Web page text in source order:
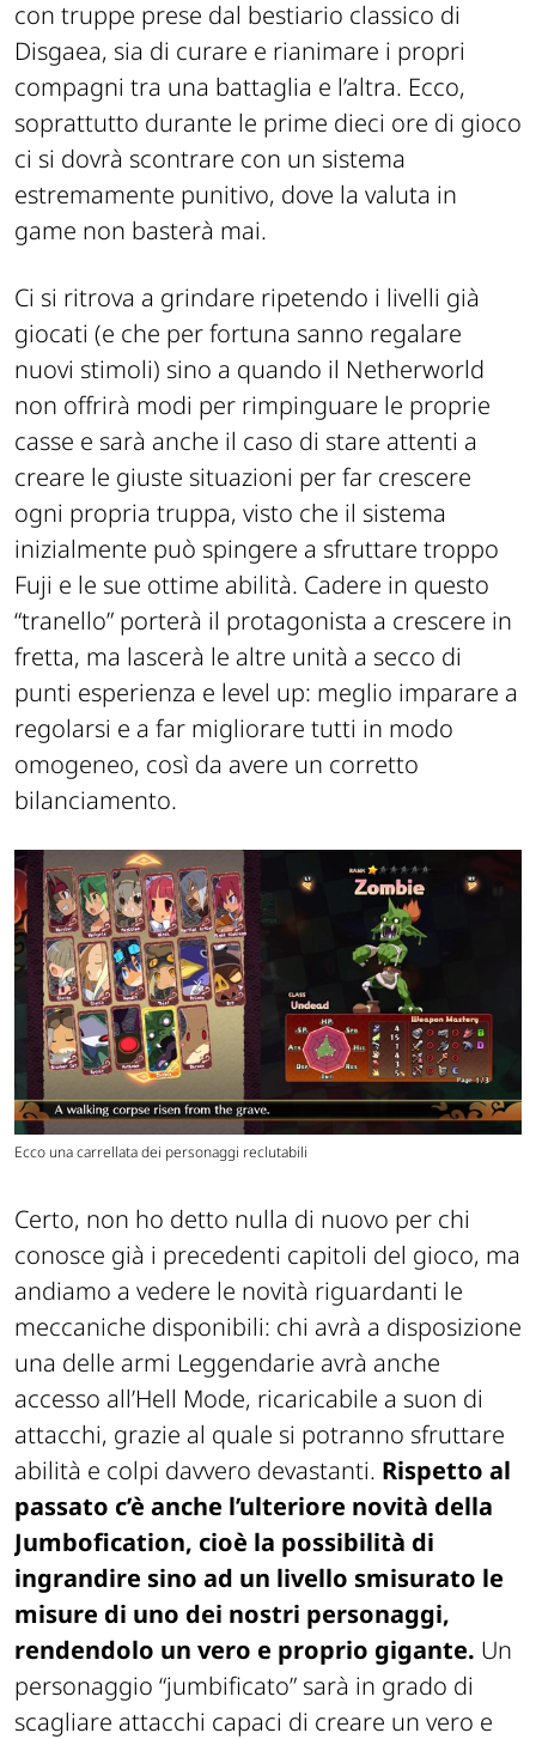
con truppe prese dal bestiario classico di
Disgaea, sia di curare e rianimare i propri
compagni tra una battaglia e l’altra. Ecco,
soprattutto durante le prime dieci ore di gioco
ci si dovrà scontrare con un sistema
estremamente punitivo, dove la valuta in
game non basterà mai.
Ci si ritrova a grindare ripetendo i livelli già
giocati (e che per fortuna sanno regalare
nuovi stimoli) sino a quando il Netherworld
non offrirà modi per rimpinguare le proprie
casse e sarà anche il caso di stare attenti a
creare le giuste situazioni per far crescere
ogni propria truppa, visto che il sistema
inizialmente può spingere a sfruttare troppo
Fuji e le sue ottime abilità. Cadere in questo
“tranello” porterà il protagonista a crescere in
fretta, ma lascerà le altre unità a secco di
punti esperienza e level up: meglio imparare a
regolarsi e a far migliorare tutti in modo
omogeneo, così da avere un corretto
bilanciamento.
Ecco una carrellata dei personaggi reclutabili
Certo, non ho detto nulla di nuovo per chi
conosce già i precedenti capitoli del gioco, ma
andiamo a vedere le novità riguardanti le
meccaniche disponibili: chi avrà a disposizione
una delle armi Leggendarie avrà anche
accesso all’Hell Mode, ricaricabile a suon di
attacchi, grazie al quale si potranno sfruttare
abilità e colpi davvero devastanti. Rispetto al
passato c’è anche l’ulteriore novità della
Jumbofication, cioè la possibilità di
ingrandire sino ad un livello smisurato le
misure di uno dei nostri personaggi,
rendendolo un vero e proprio gigante. Un
personaggio “jumbificato” sarà in grado di
scagliare attacchi capaci di creare un vero e